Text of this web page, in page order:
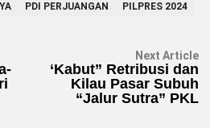
PDI PERJUANGAN PILPRES 2024
Next Article
‘Kabut” Retribusi dan
Kilau Pasar Subuh
“Jalur Sutra” PKL